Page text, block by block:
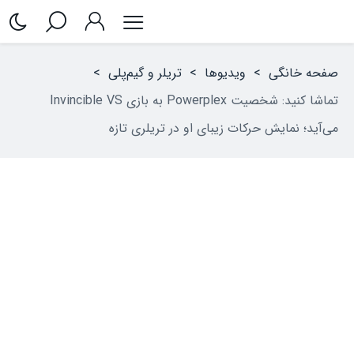
صفحه خانگی > ویدیوها > تریلر و گیم‌پلی >
تماشا کنید: شخصیت Powerplex به بازی Invincible VS
می‌آید؛ نمایش حرکات زیبای او در تریلری تازه